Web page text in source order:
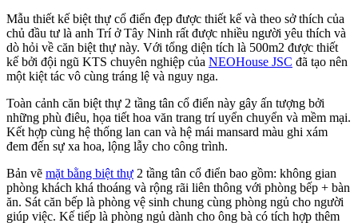
Mẫu thiết kế biệt thự cổ điển đẹp được thiết kế và theo sở thích của
chủ đầu tư là anh Trí ở Tây Ninh rất được nhiều người yêu thích và
dò hỏi về căn biệt thự này. Với tổng diện tích là 500m2 được thiết
kế bởi đội ngũ KTS chuyên nghiệp của NEOHouse JSC đã tạo nên
một kiệt tác vô cùng tráng lệ và nguy nga.
Toàn cảnh căn biệt thự 2 tầng tân cổ điển này gây ấn tượng bởi
những phù điêu, họa tiết hoa văn trang trí uyển chuyển và mềm mại.
Kết hợp cùng hệ thống lan can và hệ mái mansard màu ghi xám
đem đến sự xa hoa, lộng lẫy cho công trình.
Bản vẽ mặt bằng biệt thự 2 tầng tân cổ điển bao gồm: không gian
phòng khách khá thoáng và rộng rãi liên thông với phòng bếp + bàn
ăn. Sát căn bếp là phòng vệ sinh chung cùng phòng ngủ cho người
giúp việc. Kế tiếp là phòng ngủ dành cho ông bà có tích hợp thêm